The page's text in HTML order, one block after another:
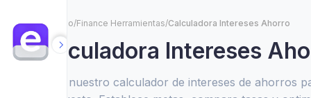
Inicio/Finance Herramientas/Calculadora Intereses Ahorro
Calculadora Intereses
Utiliza nuestro calculador de intereses de ahorros